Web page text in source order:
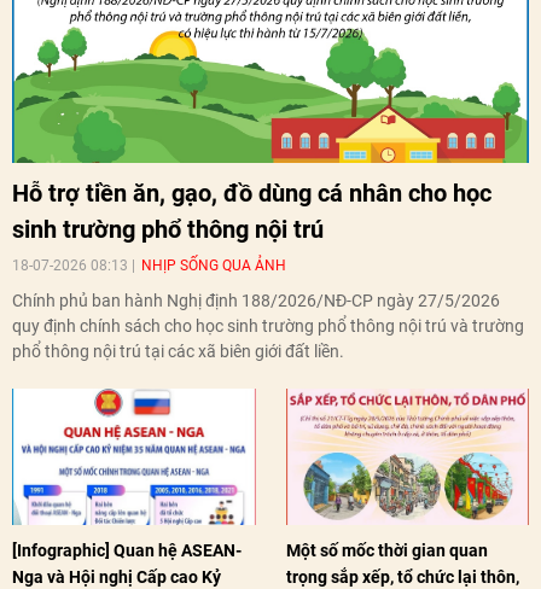
Hỗ trợ tiền ăn, gạo, đồ dùng cá nhân cho học
sinh trường phổ thông nội trú
18-07-2026 08:13 NHỊP SỐNG QUA ẢNH
Chính phủ ban hành Nghị định 188/2026/NĐ-CP ngày 27/5/2026
quy định chính sách cho học sinh trường phổ thông nội trú và trường
phổ thông nội trú tại các xã biên giới đất liền.
[Infographic] Quan hệ ASEAN-
Nga và Hội nghị Cấp cao Kỷ
Một số mốc thời gian quan
trọng sắp xếp, tổ chức lại thôn,